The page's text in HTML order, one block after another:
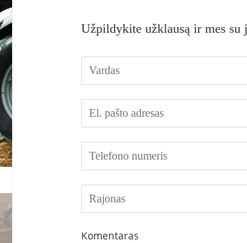
Užpildykite užklausą ir mes su
Komentaras